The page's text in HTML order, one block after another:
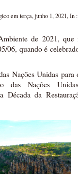
em terça, junho 1, 2021, In :
de 2021, que
06, quando é
Nações Unidas para
das Nações
Década da